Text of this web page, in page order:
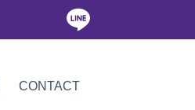
CONTACT